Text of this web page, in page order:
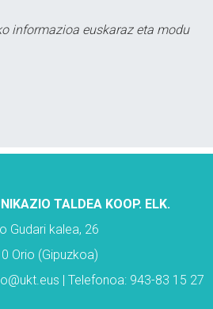
informazioa euskaraz eta modu
TALDEA KOOP. ELK.
Gudari kalea, 26
Orio (Gipuzkoa)
| Telefonoa: 943-83 15 27